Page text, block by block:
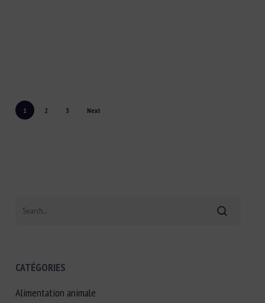
1 2 3 Next
CATÉGORIES
Alimentation animale